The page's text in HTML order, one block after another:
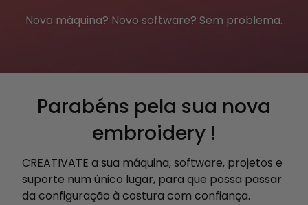
Nova máquina? Novo software? Sem problema.
Parabéns pela sua nova
embroidery !
CREATIVATE a sua máquina, software, projetos e
suporte num único lugar, para que possa passar
da configuração à costura com confiança.